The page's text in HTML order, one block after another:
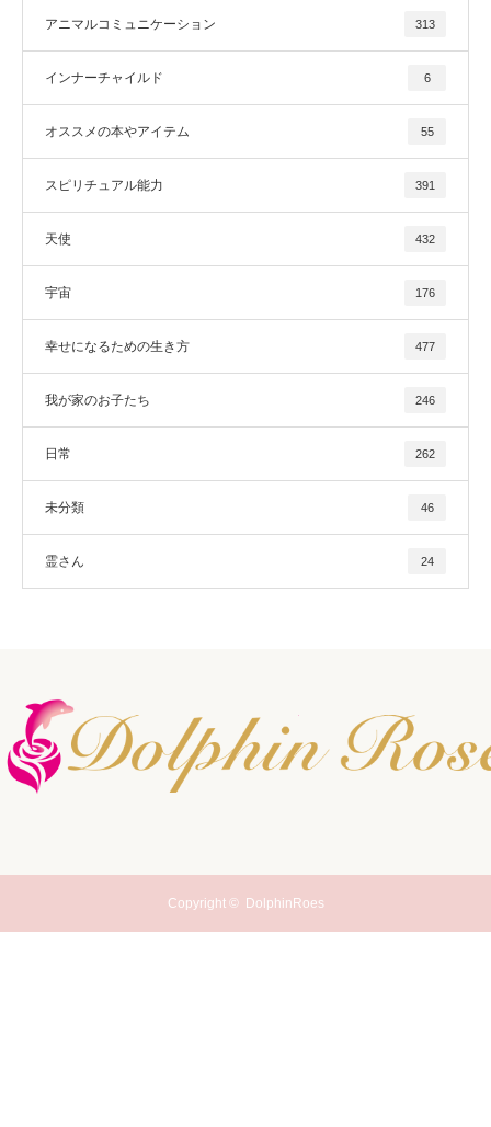
アニマルコミュニケーション 313
インナーチャイルド 6
オススメの本やアイテム 55
スピリチュアル能力 391
天使 432
宇宙 176
幸せになるための生き方 477
我が家のお子たち 246
日常 262
未分類 46
霊さん 24
Copyright © DolphinRoes